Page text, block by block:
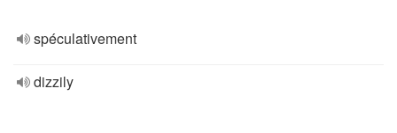
spéculativement
dizzily